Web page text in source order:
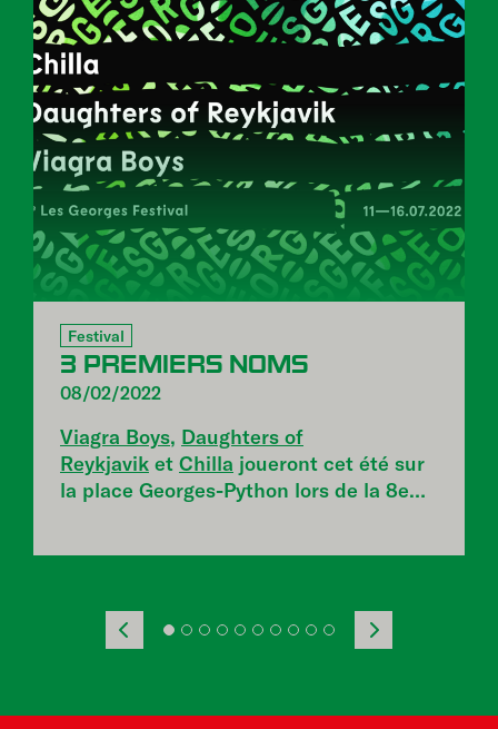
Festival
3 PREMIERS NOMS
08/02/2022
Viagra Boys, Daughters of
Reykjavik et Chilla joueront cet été sur
la place Georges-Python lors de la 8e